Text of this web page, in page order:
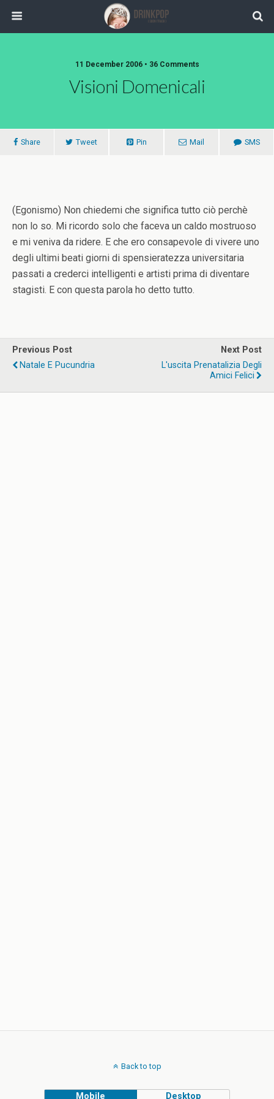
11 December 2006 • 36 Comments
Visioni Domenicali
Share Tweet Pin Mail SMS
(Egonismo) Non chiedemi che significa tutto ciò perchè
non lo so. Mi ricordo solo che faceva un caldo mostruoso
e mi veniva da ridere. E che ero consapevole di vivere uno
degli ultimi beati giorni di spensieratezza universitaria
passati a crederci intelligenti e artisti prima di diventare
stagisti. E con questa parola ho detto tutto.
Previous Post
Natale E Pucundria
Next Post
L'uscita Prenatalizia Degli
Amici Felici
Back to top
Mobile Desktop